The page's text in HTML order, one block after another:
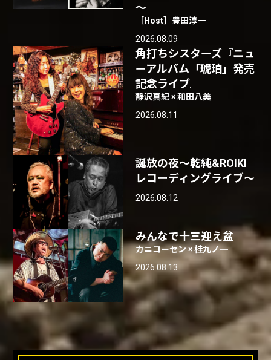
～
［Host］豊田淳一
2026.08.09
角打ちシスターズ『ニュ
ーアルバム「琥珀」発売
記念ライブ』
静沢真紀 × 和田八美
2026.08.11
誕放の夜〜乾純&ROIKI
レコーディングライブ〜
2026.08.12
みんなで十三迎え盆
カニコーセン × 桂九ノ一
2026.08.13